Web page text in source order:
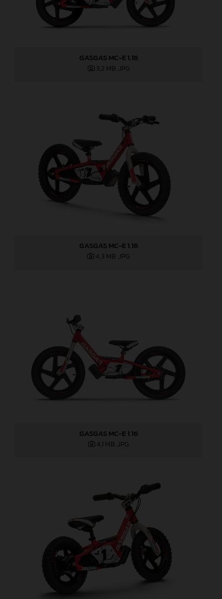
GASGAS MC-E 1.16
3,2 MB .JPG
GASGAS MC-E 1.16
4,3 MB .JPG
GASGAS MC-E 1.16
4,1 MB .JPG